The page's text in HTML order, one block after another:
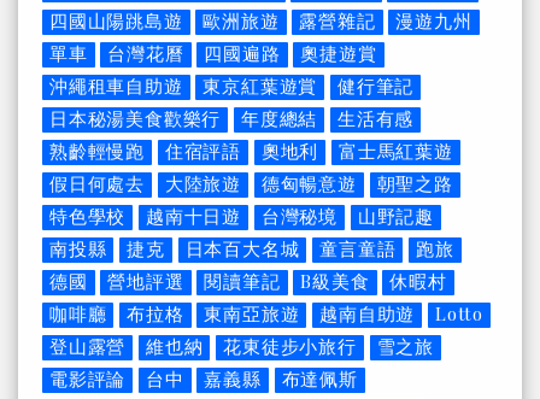
四國山陽跳島遊
歐洲旅遊 露營雜記
漫遊九州
單車
台灣花曆 四國遍路
奧捷遊賞
沖繩租車自助遊
東京紅葉遊賞
健行筆記
日本秘湯美食歡樂行
年度總結
生活有感
熟齡輕慢跑
住宿評語 奧地利
富士馬紅葉遊
假日何處去
大陸旅遊 德匈暢意遊
朝聖之路
特色學校
越南十日遊 台灣秘境
山野記趣
南投縣
捷克 日本百大名城 童言童語
跑旅
德國
營地評選 閱讀筆記 B級美食
休暇村
咖啡廳
布拉格 東南亞旅遊 越南自助遊
Lotto
登山露營
維也納 花東徒步小旅行
雪之旅
電影評論
台中 嘉義縣
布達佩斯